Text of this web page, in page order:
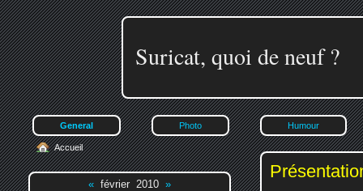
Suricat, quoi de neuf ?
General Photo Humour
Accueil
« février 2010 »